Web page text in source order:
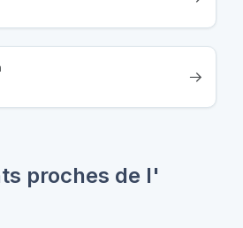
proches de l'